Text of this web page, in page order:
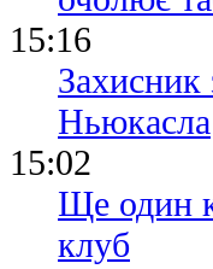
15:16
Захисник
Ньюкасла
15:02
Ще один
клуб